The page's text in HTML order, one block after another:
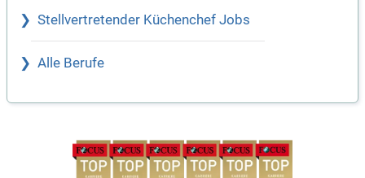
Stellvertretender Küchenchef Jobs
Alle Berufe